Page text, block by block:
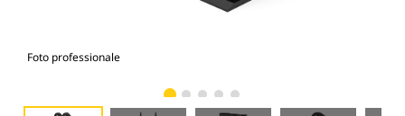
Foto professionale